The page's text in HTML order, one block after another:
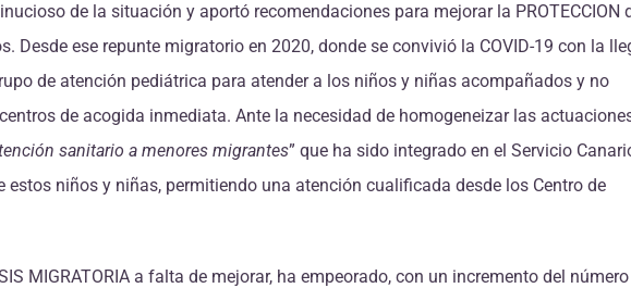
de la situación y aportó recomendaciones para mejorar la PROTECCION
Desde ese repunte migratorio en 2020, donde se convivió la COVID-19 con la
de atención pediátrica para atender a los niños y niñas acompañados y no
de acogida inmediata. Ante la necesidad de homogeneizar las
sanitario a menores migrantes” que ha sido integrado en el Servicio
estos niños y niñas, permitiendo una atención cualificada desde los Centro de
MIGRATORIA a falta de mejorar, ha empeorado, con un incremento del